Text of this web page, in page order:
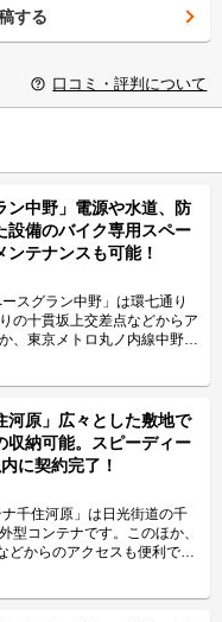
する
口コミ・評判について
ン中野」電源や水道、防
設備のバイク専用スペー
ンテナンスも可能！
の十貫坂上交差点などからア
、東京メトロ丸ノ内線中野富
の株式会社渡辺住研は、レ
ウハウを持っている会社で
線では最大規模のサービス
研が運営している「バイク
致します。 「バイク
グラン
イク専用スペースです。東
を提供したいといった思いで
バイクのメンテナンスも可能
電気コンセントもございます
あるため音が周囲に漏れづら
可能です。 主にどん
河原」広々とした敷地で
収納可能。スピーディー
に契約完了！
型コンテナです。このほか、
どからのアクセスも便利で
クセスできますので、公共
は株式会社渡辺住研。1999